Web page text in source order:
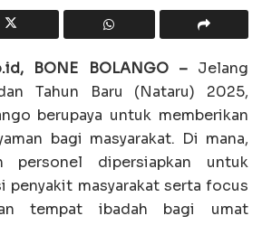
BONE BOLANGO –Jelang
Tahun Baru (Nataru) 2025,
berupaya untuk memberikan
bagi masyarakat. Di mana,
dipersiapkan untuk
penyakit masyarakat serta focus
tempat ibadah bagi umat